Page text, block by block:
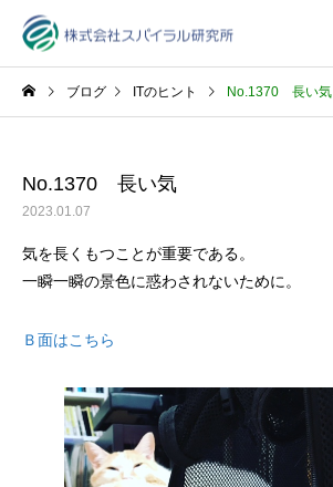
ブログ ITのヒント No.1370 長い気
No.1370 長い気
2023.01.07
気を長くもつことが重要である。
一瞬一瞬の景色に惑わされないために。
Ｂ面はこちら